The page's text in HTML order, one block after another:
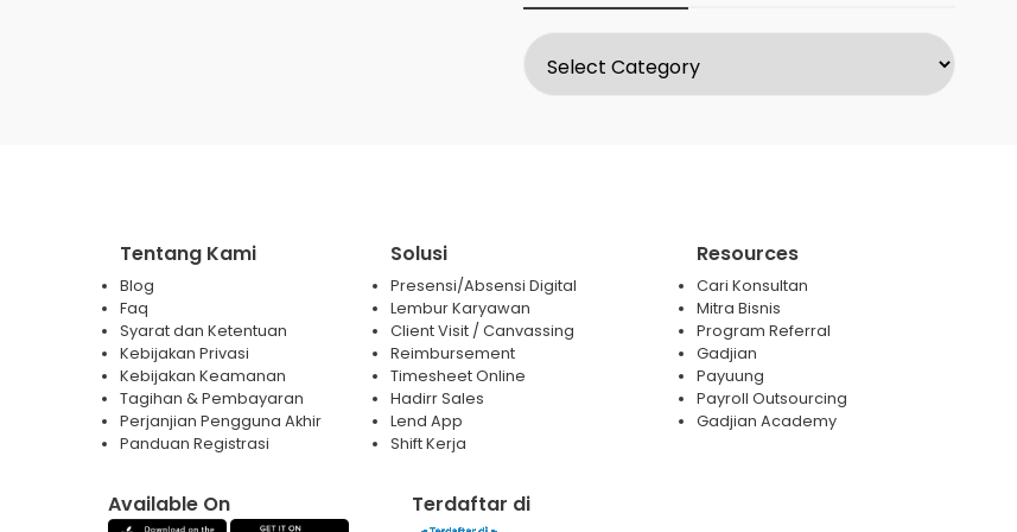
Tentang Kami
Blog
Faq
Syarat dan Ketentuan
Kebijakan Privasi
Kebijakan Keamanan
Tagihan & Pembayaran
Perjanjian Pengguna Akhir
Panduan Registrasi
Solusi
Presensi/Absensi Digital
Lembur Karyawan
Client Visit / Canvassing
Reimbursement
Timesheet Online
Hadirr Sales
Lend App
Shift Kerja
Resources
Cari Konsultan
Mitra Bisnis
Program Referral
Gadjian
Payuung
Payroll Outsourcing
Gadjian Academy
Available On Terdaftar di